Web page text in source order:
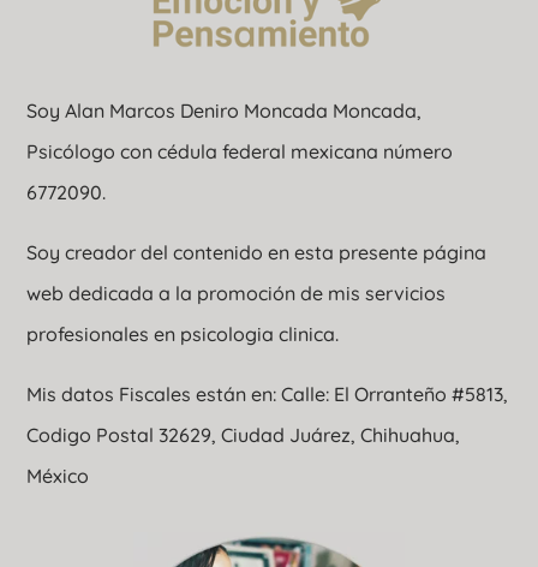
Soy Alan Marcos Deniro Moncada Moncada,
Psicólogo con cédula federal mexicana número
6772090.
Soy creador del contenido en esta presente página
web dedicada a la promoción de mis servicios
profesionales en psicologia clinica.
Mis datos Fiscales están en: Calle: El Orranteño #5813,
Codigo Postal 32629, Ciudad Juárez, Chihuahua,
México